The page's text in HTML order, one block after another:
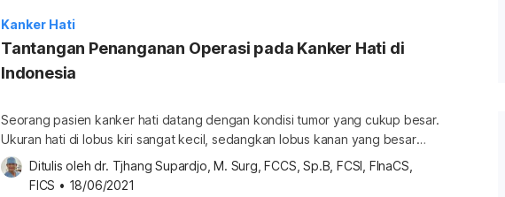
Kanker Hati
Tantangan Penanganan Operasi pada Kanker Hati di
Indonesia
Seorang pasien kanker hati datang dengan kondisi tumor yang cukup besar.
Ukuran hati di lobus kiri sangat kecil, sedangkan lobus kanan yang besar
tengah ditumbuhi oleh kanker. Menurut keluarga, beberapa rumah sakit
mengatakan sudah tidak ada harapan sembuh bagi pasien. Ia hanya
Ditulis oleh dr. Tjhang Supardjo, M. Surg, FCCS, Sp.B, FCSI, FInaCS,
FICS • 18/06/2021